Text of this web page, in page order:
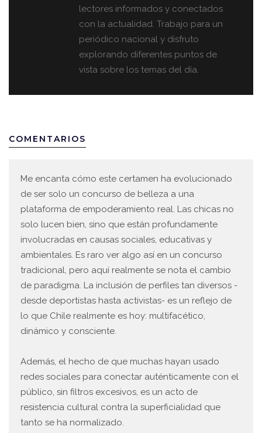
lectores informados y conectados
con la actualidad. Trabajo para un
periódico nacional y disfruto
explorando diferentes puntos de
vista sobre los temas del día.
COMENTARIOS
Me encanta cómo este certamen ha evolucionado
de ser solo un concurso de belleza a una
plataforma de empoderamiento real. Las chicas no
solo lucen bien, sino que están profundamente
involucradas en causas sociales, educativas y
ambientales. Es raro ver algo así en un concurso
tradicional, pero aquí realmente se nota el cambio
de paradigma. La inclusión de perfiles tan diversos -
desde deportistas hasta activistas- es un reflejo de
lo que Chile realmente es hoy: multifacético,
dinámico y consciente.
Además, el hecho de que muchas hayan usado
redes sociales para conectar auténticamente con el
público, sin filtros excesivos, es un acto de
resistencia cultural contra la superficialidad que
tanto se ha normalizado.